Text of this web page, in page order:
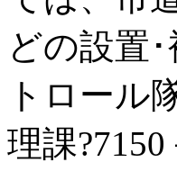
どの設置
トロール
理課